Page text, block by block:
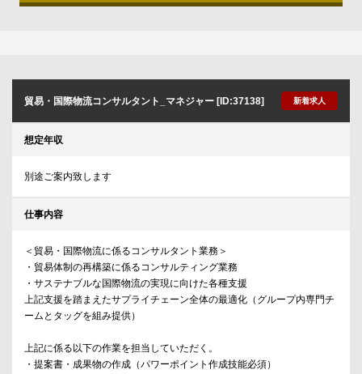
貿易・国際物流コンサルタント_マネジャー [ID:37138] 新着求人
想定年収
別途ご案内致します
仕事内容
＜貿易・国際物流に係るコンサルタント業務＞
・貿易体制の再構築に係るコンサルティング業務
・サステナブルな国際物流の実現に向けた各種支援
上記支援を踏まえたサプライチェーン全体の最適化（グループ内専門チ
ームとタッグを組み提供）
上記に係る以下の作業を担当していただく。
・提案書・成果物の作成（パワーポイント作成技能必須）